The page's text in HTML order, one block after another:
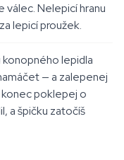
válec. Nelepicí hranu
lepicí proužek.
lepidla
— a zalepenej
poklepej o
a špičku zatočíš